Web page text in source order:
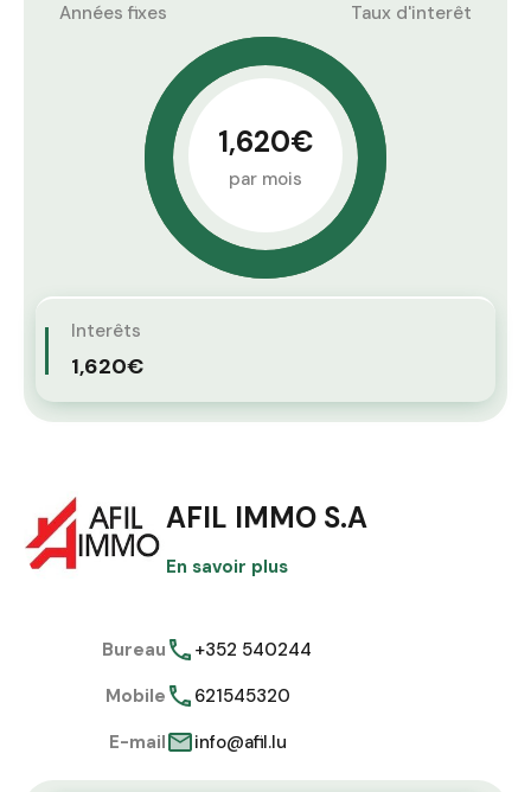
Années fixes Taux d'interêt
1,620€
par mois
Interêts
1,620€
AFIL IMMO S.A
En savoir plus
Bureau
+352 540244
Mobile
621545320
E-mail
info@afil.lu